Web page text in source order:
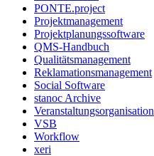
PONTE.project
Projektmanagement
Projektplanungssoftware
QMS-Handbuch
Qualitätsmanagement
Reklamationsmanagement
Social Software
stanoc Archive
Veranstaltungsorganisation
VSB
Workflow
xeri